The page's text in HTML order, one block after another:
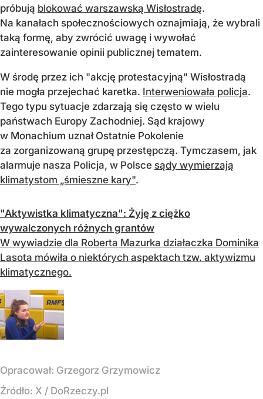
próbują blokować warszawską Wisłostradę.
Na kanałach społecznościowych oznajmiają, że wybrali
taką formę, aby zwrócić uwagę i wywołać
zainteresowanie opinii publicznej tematem.
W środę przez ich "akcję protestacyjną" Wisłostradą
nie mogła przejechać karetka. Interweniowała policja.
Tego typu sytuacje zdarzają się często w wielu
państwach Europy Zachodniej. Sąd krajowy
w Monachium uznał Ostatnie Pokolenie
za zorganizowaną grupę przestępczą. Tymczasem, jak
alarmuje nasza Policja, w Polsce sądy wymierzają
klimatystom „śmieszne kary".
"Aktywistka klimatyczna": Żyję z ciężko
wywalczonych różnych grantów
W wywiadzie dla Roberta Mazurka działaczka Dominika
Lasota mówiła o niektórych aspektach tzw. aktywizmu
klimatycznego.
Opracował: Grzegorz Grzymowicz
Źródło: X / DoRzeczy.pl